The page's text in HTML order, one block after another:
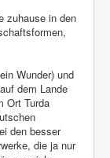
zuhause in den
Wunder) und
dem Lande
Ort Turda
den besser
die ja nur